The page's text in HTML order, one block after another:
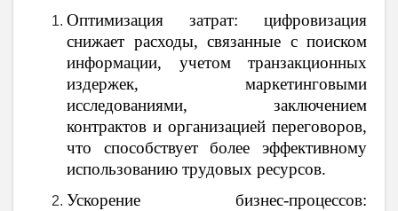
Оптимизация затрат: цифровизация
снижает расходы, связанные с поиском
информации, учетом транзакционных
издержек, маркетинговыми
исследованиями, заключением
контрактов и организацией переговоров,
что способствует более эффективному
использованию трудовых ресурсов.
Ускорение бизнес-процессов: